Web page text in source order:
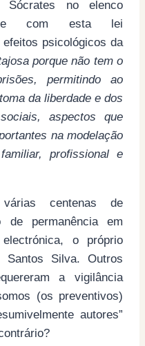
no elenco
se com esta lei
psicológicos da
porque não tem o
permitindo ao
da liberdade e dos
aspectos que
na modelação
profissional e
centenas de
de permanência em
o próprio
Silva. Outros
a vigilância
(os preventivos)
autores”